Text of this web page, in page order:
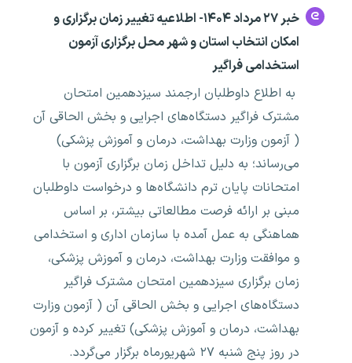
خبر ۲۷ مرداد ۱۴۰۴- اطلاعیه تغییر زمان برگزاری و
امکان انتخاب استان و شهر محل برگزاری آزمون
استخدامی فراگیر
به اطلاع داوطلبان ارجمند سیزدهمین امتحان
مشترک فراگیر دستگاه‌های اجرایی و بخش الحاقی آن
( آزمون وزارت بهداشت، درمان و آموزش پزشکی)
می‌رساند؛ به دلیل تداخل زمان برگزاری آزمون با
امتحانات پایان ترم دانشگاه‌ها و درخواست داوطلبان
مبنی بر ارائه فرصت مطالعاتی بیشتر، بر اساس
هماهنگی به عمل آمده با سازمان اداری و استخدامی
و موافقت وزارت بهداشت، درمان و آموزش پزشکی،
زمان برگزاری سیزدهمین امتحان مشترک فراگیر
دستگاه‌های اجرایی و بخش الحاقی آن ( آزمون وزارت
بهداشت، درمان و آموزش پزشکی) تغییر کرده و آزمون
در روز پنج شنبه ۲۷ شهریورماه برگزار می‌گردد.